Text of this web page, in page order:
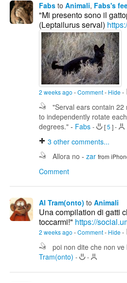
Fabs to Animali, Fabs's
"Mi presento sono il
(Leptailurus serval)
2 weeks ago -Comment- Hide -
"Serval ears contain
to independently rotate
degrees." - Fabs - [5 ]-
3 other comments...
Allora no - zar from
Comment
Al Tram(onto) to Animali
Una compilation di gatti
toccarmi!" https://
2 weeks ago -Comment- Hide -
poi non dite che non ve
Tram(onto) - -